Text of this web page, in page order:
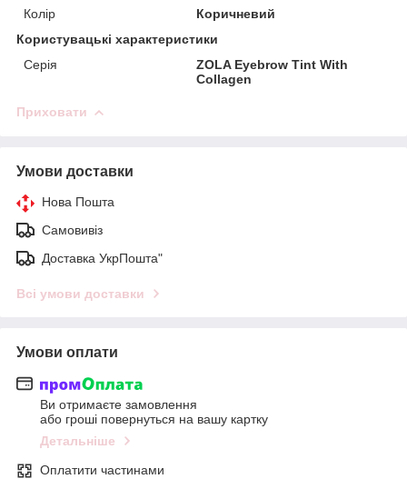
Колір
Коричневий
Користувацькi характеристики
Серія
ZOLA Eyebrow Tint With
Collagen
Приховати
Умови доставки
Нова Пошта
Самовивіз
Доставка УкрПошта"
Всі умови доставки
Умови оплати
Ви отримаєте замовлення
або гроші повернуться на вашу картку
Детальніше
Оплатити частинами